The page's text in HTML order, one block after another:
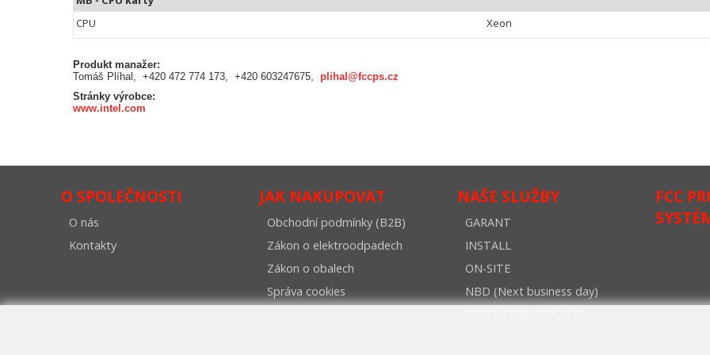
CPU
Xeon
Produkt manažer:
Tomáš Plíhal, +420 472 774 173, +420 603247675, plihal@fccps.cz
Stránky výrobce:
www.intel.com
O SPOLEČNOSTI
O nás
Kontakty
JAK NAKUPOVAT
Obchodní podmínky (B2B)
Zákon o elektroodpadech
Zákon o obalech
Správa cookies
NAŠE SLUŽBY
GARANT
INSTALL
ON-SITE
NBD (Next business day)
FCC